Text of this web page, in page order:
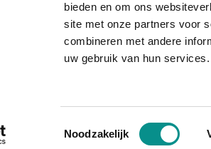
bieden en om ons
site met onze partners voor
combineren met andere
uw gebruik van hun services.
Toestemmingsselectie
Noodzakelijk
Bekijken
Nu
Helios 5S
- Powered by